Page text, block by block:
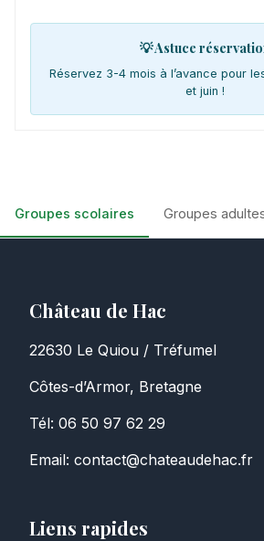
💡 Astuce
Réservez 3-4 mois à l’avance pour
et juin !
Groupes scolaires Groupes
Château de Hac
22630 Le Quiou / Tréfumel
Côtes-d’Armor, Bretagne
Tél: 06 50 97 62 29
Email: contact@chateaudehac.fr
Liens rapides